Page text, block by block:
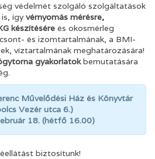
védelmét szolgáló szolgáltatások
ígyvérnyomás mérésre,
készítésére és okosmérleg
és izomtartalmának, a BMI-
víztartalmának meghatározására!
gyakorlatokbemutatására
Művelődési Ház és Könyvtár
Vezér utca 6.)
18. (hétfő 16.00)
biztosítunk!